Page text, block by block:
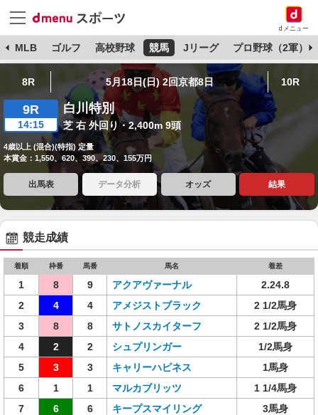
dメニュー
MLB ゴルフ 高校野球 競馬 Jリーグ プロ野球（2軍）
8R 5月18日(日) 2回京都8日 10R
9R
14:15
白川特別
芝 右 外回り・2,400m 9頭
4歳以上 (混合)(特指) 定量
本賞金：1,550、620、390、230、155万円
出馬表 データ分析 オッズ 結果
競走成績
着順 枠番 馬番 馬名 着差
1 8 9 アクアヴァーナル
2.24.8
2
4 4 アメジストブラック
2 1/2馬身
3
8 8 サトノスカイターフ
2 1/2馬身
4
2 2 シュプリンガー
1/2馬身
5
3 3 キャリーハピネス
1馬身
6
1 1 マルカブリッツ
1 1/4馬身
7
6 6 キープスマイリング
3馬身